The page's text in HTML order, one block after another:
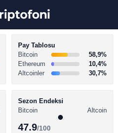
Pay Tablosu
Bitcoin
58,9%
Ethereum
10,4%
Altcoinler
30,7%
Sezon Endeksi
Bitcoin
Altcoin
47.9/100